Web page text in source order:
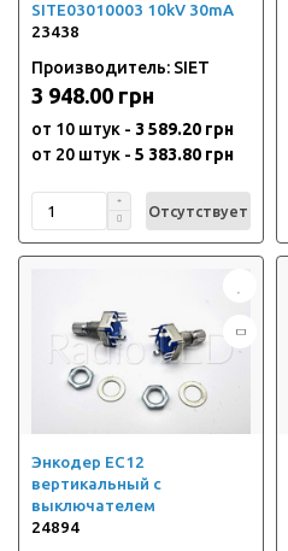
SITE03010003 10kV 30mA
23438
Производитель: SIET
3 948.00 грн
от 10 штук - 3 589.20 грн
от 20 штук - 5 383.80 грн
Отсутствует
Энкодер EC12
вертикальный с
выключателем
24894